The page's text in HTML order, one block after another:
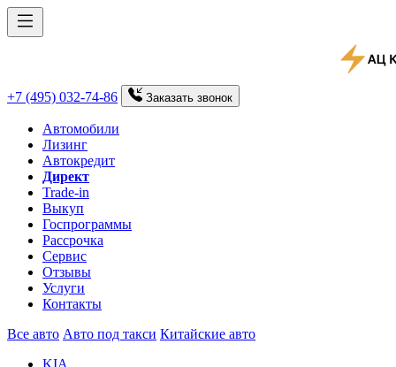
+7 (495) 032-74-86 Заказать звонок
Автомобили
Лизинг
Автокредит
Директ
Trade-in
Выкуп
Госпрограммы
Рассрочка
Сервис
Отзывы
Услуги
Контакты
Все авто Авто под такси Китайские авто
KIA